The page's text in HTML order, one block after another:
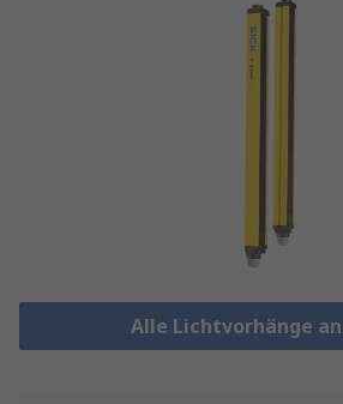
Alle Lichtvorhänge